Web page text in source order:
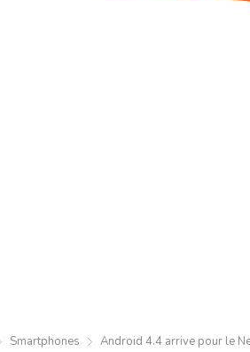
Smartphones Android 4.4 arrive pour le